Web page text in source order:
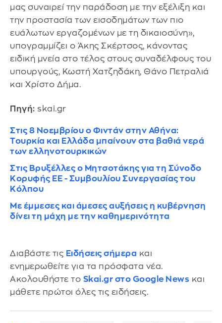
μας συναιρεί την παράδοση με την εξέλιξη και
την προστασία των εισοδημάτων των πιο
ευάλωτων εργαζομένων με τη δικαιοσύνη»,
υπογραμμίζει ο Άκης Σκέρτσος, κάνοντας
ειδική μνεία στο τέλος στους συναδέλφους του
υπουργούς, Κωστή Χατζηδάκη, Θάνο Πετραλιά
και Χρίστο Δήμα.
Πηγή: skai.gr
Στις 8 Νοεμβρίου ο Φιντάν στην Αθήνα:
Τουρκία και Ελλάδα μπαίνουν στα βαθιά νερά
των ελληνοτουρκικών
Στις Βρυξέλλες o Μητσοτάκης για τη Σύνοδο
Κορυφής ΕΕ - Συμβουλίου Συνεργασίας του
Κόλπου
Με έμμεσες και άμεσες αυξήσεις η κυβέρνηση
δίνει τη μάχη με την καθημερινότητα
Διαβάστε τις Ειδήσεις σήμερα και
ενημερωθείτε για τα πρόσφατα νέα.
Ακολουθήστε το Skai.gr στο Google News και
μάθετε πρώτοι όλες τις ειδήσεις.